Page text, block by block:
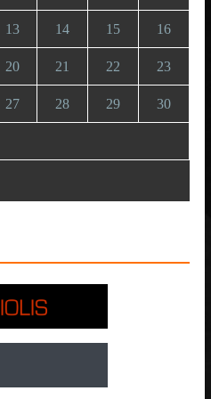
13 14 15 16
20 21 22 23
27 28 29 30